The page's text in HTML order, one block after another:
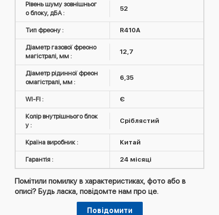
Рівень шуму зовнішньог
о блоку, дБА :
52
Тип фреону : R410А
Діаметр газової фреоно
магістралі, мм :
12,7
Діаметр рідинної фреон
омагістралі, мм :
6,35
WI-FI : Є
Колір внутрішнього блок
у :
Сріблястий
Країна виробник : Китай
Гарантія : 24 місяці
Помітили помилку в характеристиках, фото або в
описі? Будь ласка, повідомте нам про це.
Повідомити